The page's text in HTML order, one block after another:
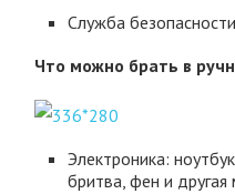
Служба
Что можно брать в
Электроника:
бритва, фен и другая